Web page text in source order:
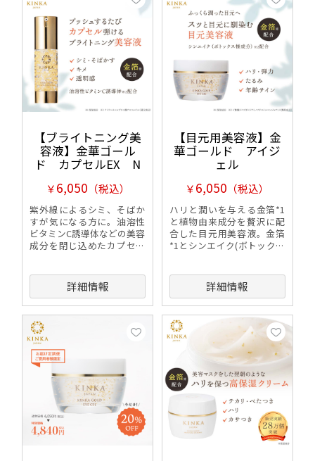
【ブライトニング美
容液】金華ゴール
ド カプセルEX N
￥6,050 （税込）
紫外線によるシミ、そばか
すが気になる方に。油溶性
ビタミンC誘導体などの美容
成分を閉じ込めたカプセル
詳細情報
【目元用美容液】金
華ゴールド アイジ
ェル
￥6,050 （税込）
ハリと潤いを与える金箔*1
と植物由来成分を贅沢に配
合した目元用美容液。金箔
*1とシンエイク(ボトックス
詳細情報